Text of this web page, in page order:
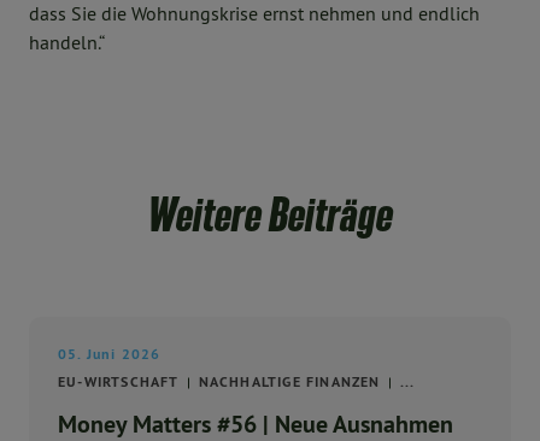
dass Sie die Wohnungskrise ernst nehmen und endlich
handeln.“
Weitere Beiträge
05. Juni 2026
EU-WIRTSCHAFT
NACHHALTIGE FINANZEN ...
Money Matters #56 | Neue Ausnahmen